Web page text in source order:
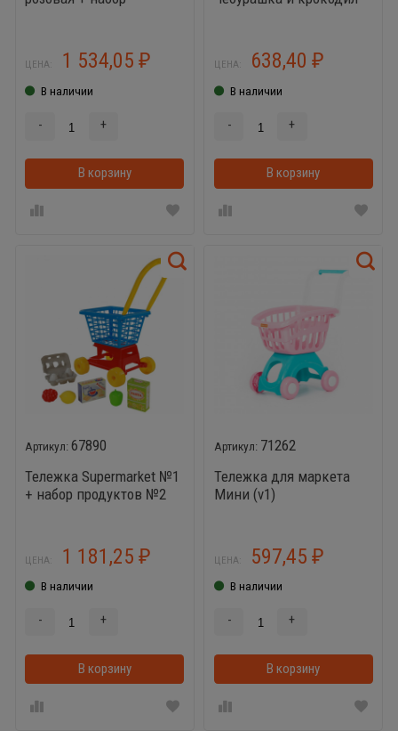
ЦЕНА: 1 534,05 ₽
В наличии
- +
В корзину В корзинке
ЦЕНА: 638,40₽
В наличии
- +
В корзину
67890
Тележка Supermarket №1
+ набор продуктов №2
ЦЕНА: 1 181,25 ₽
В наличии
- +
В корзину В корзинке
71262
Тележка для маркета
Мини (v1)
ЦЕНА: 597,45₽
В наличии
- +
В корзину